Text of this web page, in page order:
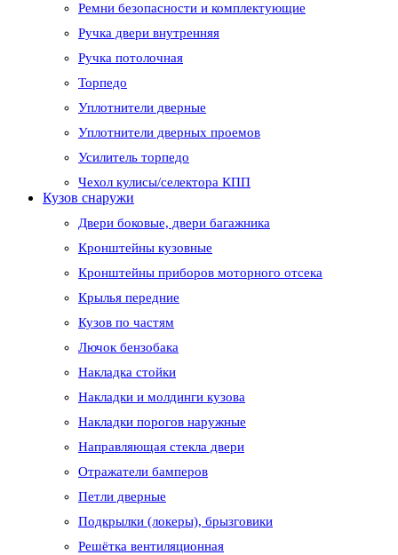
Ремни безопасности и комплектующие
Ручка двери внутренняя
Ручка потолочная
Торпедо
Уплотнители дверные
Уплотнители дверных проемов
Усилитель торпедо
Чехол кулисы/селектора КПП
Кузов снаружи
Двери боковые, двери багажника
Кронштейны кузовные
Кронштейны приборов моторного отсека
Крылья передние
Кузов по частям
Лючок бензобака
Накладка стойки
Накладки и молдинги кузова
Накладки порогов наружные
Направляющая стекла двери
Отражатели бамперов
Петли дверные
Подкрылки (локеры), брызговики
Решётка вентиляционная